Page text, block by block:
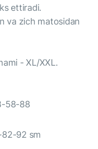
ettiradi.
va zich matosidan
- XL/XXL.
58-88
82-92 sm